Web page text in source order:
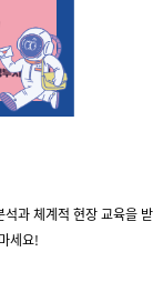
과 체계적 현장 교육을 받
세요!